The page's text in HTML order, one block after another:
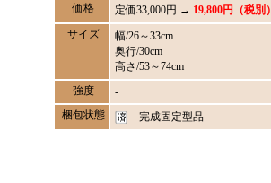
価格
定価33,000円 → 19,800円（税別）
サイズ
幅/26～33cm
奥行/30cm
高さ/53～74cm
強度
-
梱包状態
完成固定型品